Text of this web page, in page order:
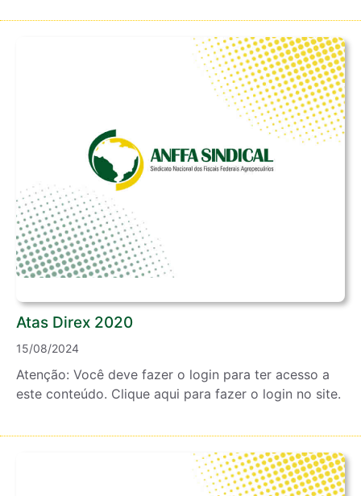
Atas Direx 2020
15/08/2024
Atenção: Você deve fazer o login para ter acesso a
este conteúdo. Clique aqui para fazer o login no site.